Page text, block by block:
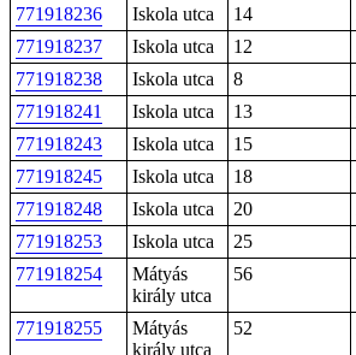
771918236
Iskola utca 14
771918237
Iskola utca 12
771918238
Iskola utca 8
771918241
Iskola utca 13
771918243
Iskola utca 15
771918245
Iskola utca 18
771918248
Iskola utca 20
771918253
Iskola utca 25
771918254
Mátyás
király utca
56
771918255
Mátyás
király utca
52